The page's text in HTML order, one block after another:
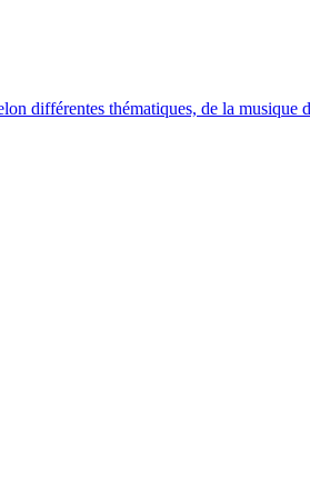
différentes thématiques, de la musique